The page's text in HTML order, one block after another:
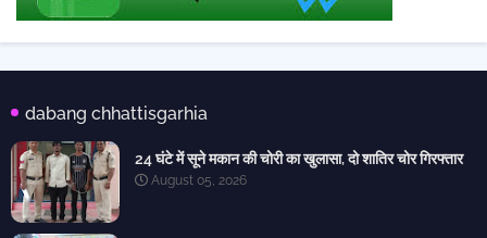
dabang chhattisgarhia
24 घंटे में सूने मकान की चोरी का खुलासा, दो शातिर चोर गिरफ्तार
August 05, 2026